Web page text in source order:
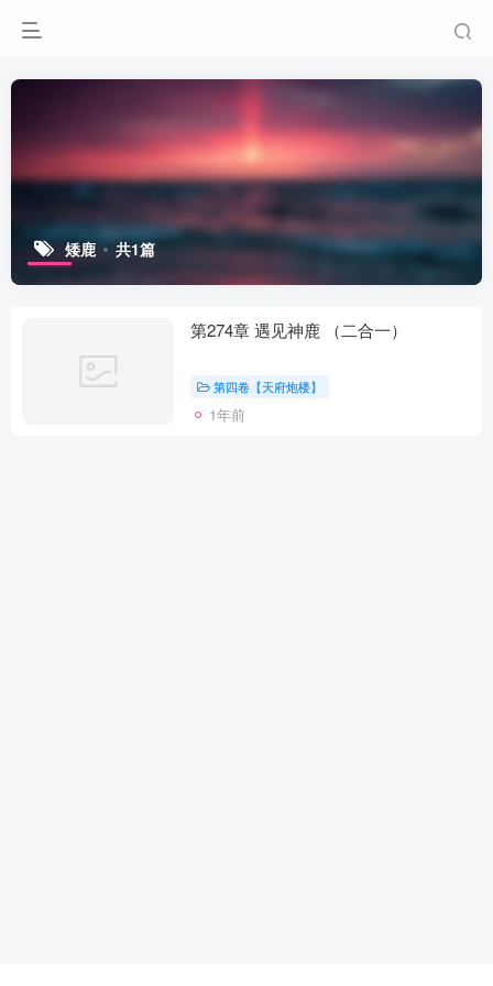
矮鹿 共1篇
第274章 遇见神鹿 （二合一）
第四卷【天府炮楼】
1年前